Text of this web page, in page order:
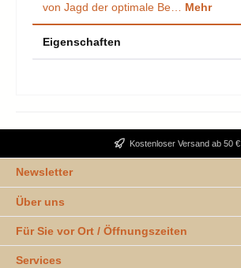
von Jagd der optimale Be… Mehr
Eigenschaften
Kostenloser Versand ab 50 €
Newsletter
Über uns
Für Sie vor Ort / Öffnungszeiten
Services